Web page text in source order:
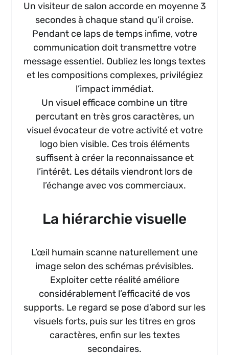
Un visiteur de salon accorde en moyenne 3
secondes à chaque stand qu’il croise.
Pendant ce laps de temps infime, votre
communication doit transmettre votre
message essentiel. Oubliez les longs textes
et les compositions complexes, privilégiez
l’impact immédiat.
Un visuel efficace combine un titre
percutant en très gros caractères, un
visuel évocateur de votre activité et votre
logo bien visible. Ces trois éléments
suffisent à créer la reconnaissance et
l’intérêt. Les détails viendront lors de
l’échange avec vos commerciaux.
La hiérarchie visuelle
L’œil humain scanne naturellement une
image selon des schémas prévisibles.
Exploiter cette réalité améliore
considérablement l’efficacité de vos
supports. Le regard se pose d’abord sur les
visuels forts, puis sur les titres en gros
caractères, enfin sur les textes
secondaires.